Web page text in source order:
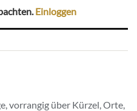
Einloggen
vorrangig über Kürzel, Orte,